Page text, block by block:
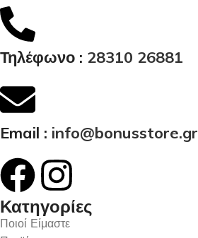
Τηλέφωνο : 28310 26881
Email : info@bonusstore.gr
Κατηγορίες
Ποιοί Είμαστε